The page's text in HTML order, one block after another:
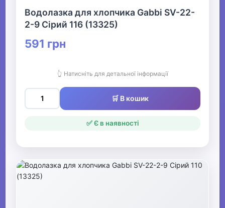
Водолазка для хлопчика Gabbi SV-22-
2-9 Сірий 116 (13325)
591 грн
👆 Натисніть для детальної інформації
🛒 В кошик
✅ Є в наявності